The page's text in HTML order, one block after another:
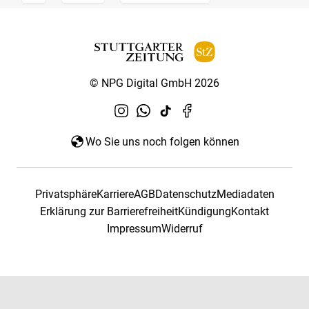
© NPG Digital GmbH 2026
Wo Sie uns noch folgen können
PrivatsphäreKarriereAGBDatenschutzMediadaten
Erklärung zur BarrierefreiheitKündigungKontakt
ImpressumWiderruf